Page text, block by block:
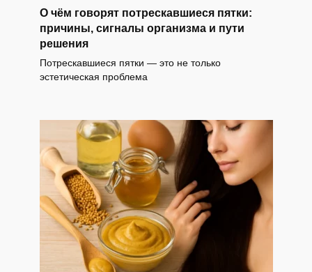
О чём говорят потрескавшиеся пятки:
причины, сигналы организма и пути
решения
Потрескавшиеся пятки — это не только
эстетическая проблема